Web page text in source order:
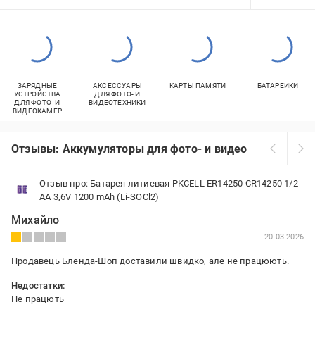
ЗАРЯДНЫЕ
УСТРОЙСТВА
ДЛЯ ФОТО- И
ВИДЕОКАМЕР
АКСЕССУАРЫ
ДЛЯ ФОТО- И
ВИДЕОТЕХНИКИ
КАРТЫ ПАМЯТИ БАТАРЕЙКИ
Отзывы: Аккумуляторы для фото- и видеокамер
Отзыв про: Батарея литиевая PKCELL ER14250 CR14250 1/2
AA 3,6V 1200 mAh (Li-SOCl2)
Михайло
20.03.2026
Продавець Бленда-Шоп доставили швидко, але не працюють.
Недостатки:
Не працють